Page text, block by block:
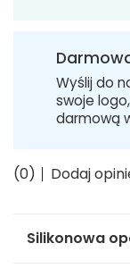
Wyślij do
swoje
darmową
(0) Dodaj
Silikonowa